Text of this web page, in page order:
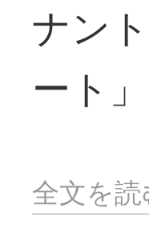
ナン
ート
全文を